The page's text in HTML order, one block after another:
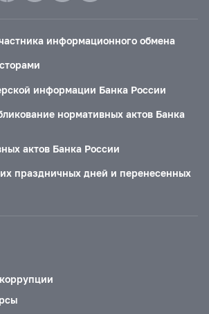
информационного обмена
информации Банка России
нормативных актов Банка
актов Банка России
праздничных дней и перенесенных